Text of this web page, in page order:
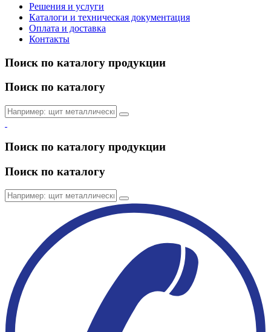
Решения и услуги
Каталоги и техническая документация
Оплата и доставка
Контакты
Поиск по каталогу продукции
Поиск по каталогу
Поиск по каталогу продукции
Поиск по каталогу